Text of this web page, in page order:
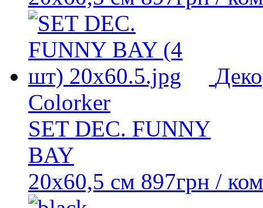
Colorker
SET DEC. FUNNY
BAY
20x60,5 см 897грн /